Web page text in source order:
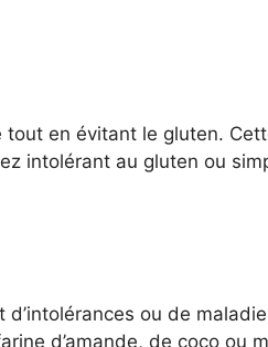
en évitant le gluten.
intolérant au gluten ou
ou de
d’amande, de coco ou